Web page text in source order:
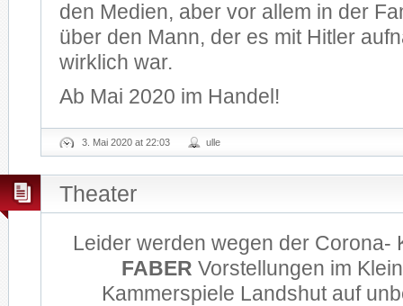
den Medien, aber vor allem in der
über den Mann, der es mit Hitler
wirklich war.
Ab Mai 2020 im Handel!
3. Mai 2020 at 22:03 ulle
Theater
Leider werden wegen der Corona-
FABER Vorstellungen im
Kammerspiele Landshut auf